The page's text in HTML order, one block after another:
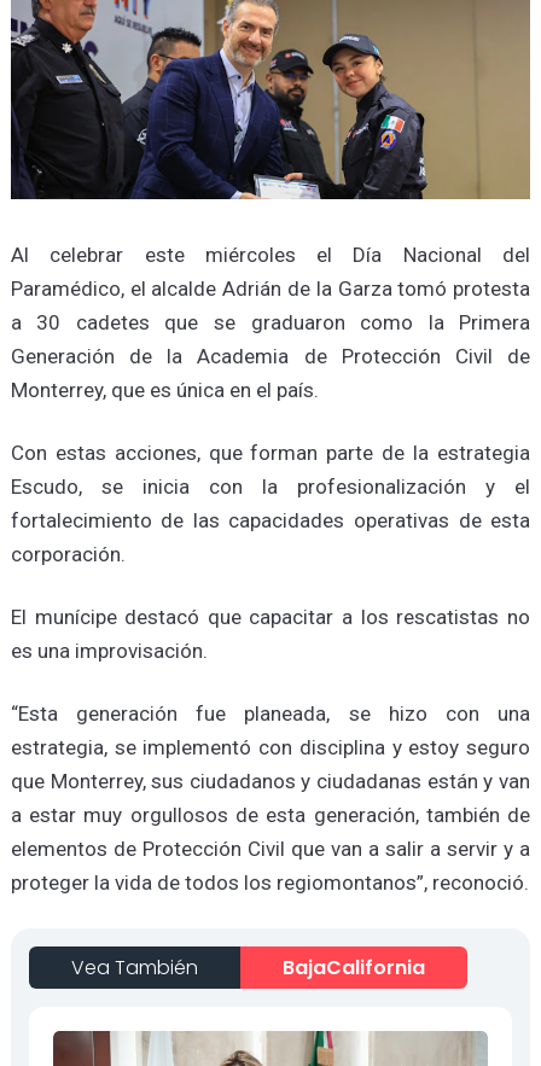
Al celebrar este miércoles el Día Nacional del
Paramédico, el alcalde Adrián de la Garza tomó protesta
a 30 cadetes que se graduaron como la Primera
Generación de la Academia de Protección Civil de
Monterrey, que es única en el país.
Con estas acciones, que forman parte de la estrategia
Escudo, se inicia con la profesionalización y el
fortalecimiento de las capacidades operativas de esta
corporación.
El munícipe destacó que capacitar a los rescatistas no
es una improvisación.
“Esta generación fue planeada, se hizo con una
estrategia, se implementó con disciplina y estoy seguro
que Monterrey, sus ciudadanos y ciudadanas están y van
a estar muy orgullosos de esta generación, también de
elementos de Protección Civil que van a salir a servir y a
proteger la vida de todos los regiomontanos”, reconoció.
Vea También BajaCalifornia